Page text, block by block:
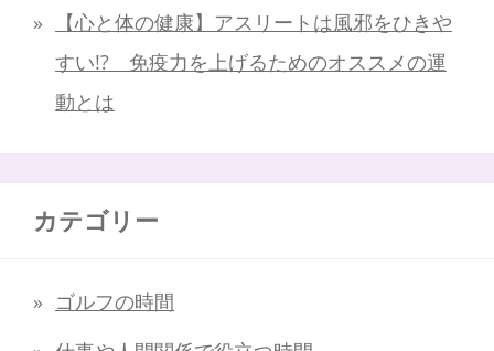
【心と体の健康】アスリートは風邪をひきや
すい!? 免疫力を上げるためのオススメの運
動とは
カテゴリー
ゴルフの時間